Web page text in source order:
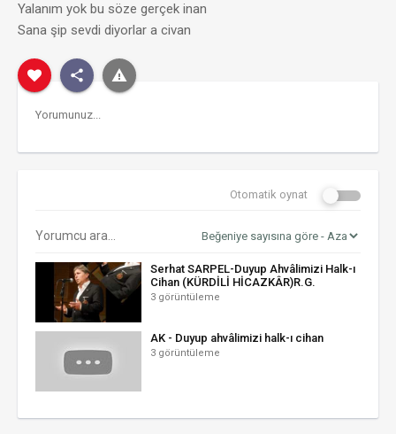
Yalanım yok bu söze gerçek inan
Sana şip sevdi diyorlar a civan
Otomatik oynat
Serhat SARPEL-Duyup Ahvâlimizi Halk-ı
Cihan (KÜRDİLİ HİCAZKÂR)R.G.
3 görüntüleme
AK - Duyup ahvâlimizi halk-ı cihan
3 görüntüleme